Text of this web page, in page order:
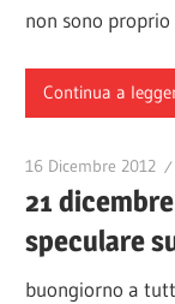
non sono
Continua a
16 Dicembre 2012
21
speculare
buongiorno a